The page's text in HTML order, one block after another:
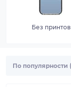
Без принтов